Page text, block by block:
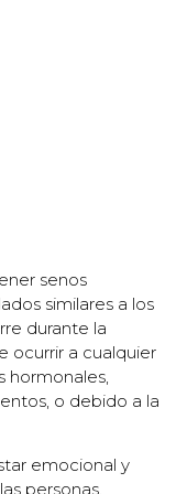
senos
similares a los
durante la
ocurrir a cualquier
hormonales,
o debido a la
emocional y
personas.